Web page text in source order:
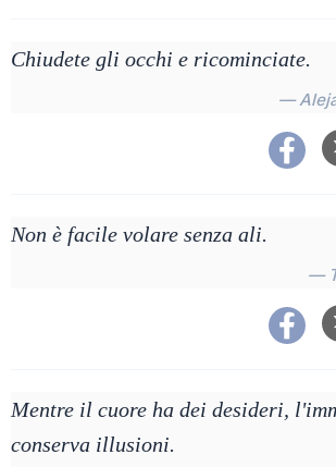
Chiudete gli occhi e ricominciate.
—
Non è facile volare senza ali.
—
Mentre il cuore ha dei desideri,
conserva illusioni.